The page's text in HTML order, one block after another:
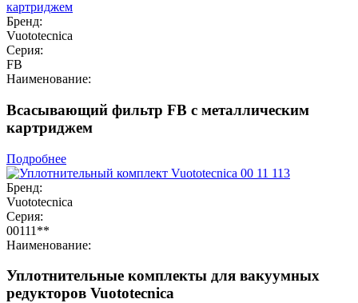
Бренд:
Vuototecnica
Серия:
FB
Наименование:
Всасывающий фильтр FB с металлическим
картриджем
Подробнее
Бренд:
Vuototecnica
Серия:
00111**
Наименование:
Уплотнительные комплекты для вакуумных
редукторов Vuototecnica